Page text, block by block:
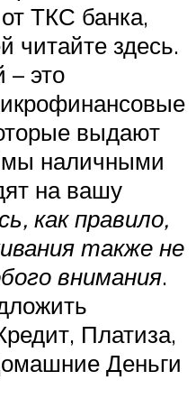
ТКС банка,
читайте здесь.
– это
выдают
наличными
на вашу
как правило,
также не
внимания.
Платиза,
Деньги